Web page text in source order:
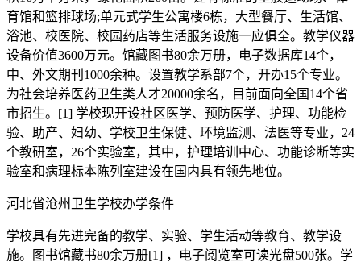
育馆和篮排球场;单元式学生公寓楼6栋，大型餐厅、生活馆、
浴池、校医院、校园药店等生活服务设施一应俱全。教学仪器
设备价值3600万元。馆藏图书80余万册，电子数据库14个，
中、外文期刊1000余种。设置教学系部7个，开办15个专业。
为社会培养医药卫生类人才20000余名，目前面向全国14个省
市招生。[1] 学校现开设社区医学、预防医学、护理、功能检
验、助产、妇幼、学校卫生保健、环境监测、法医等专业，24
个教研室，26个实验室，其中，护理培训中心、功能诊断等实
验室和病理标本陈列室建设在国内具有领先地位。
河北省沧州卫生学校办学条件
学校具有先进完备的教学、实验、学生活动等教育、教学设
施。图书馆藏书80余万册[1] ，电子阅览室可读光盘500张。学